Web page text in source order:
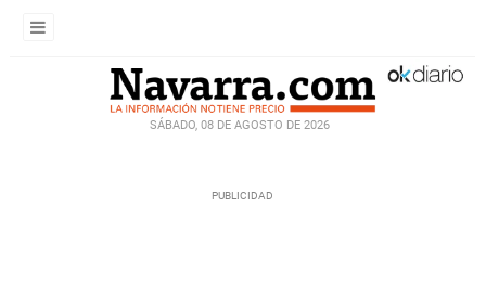
SÁBADO, 08 DE AGOSTO DE 2026